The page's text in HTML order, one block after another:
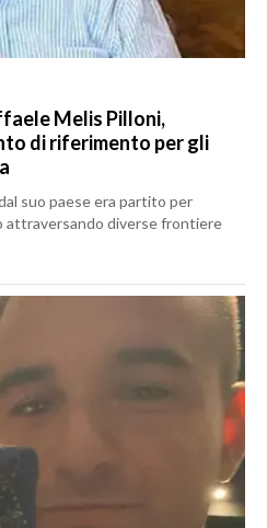
Melis Pilloni,
di riferimento per gli
suo paese era partito per
attraversando diverse frontiere